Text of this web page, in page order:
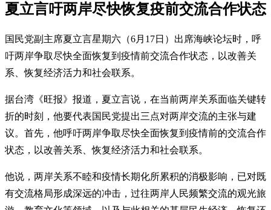
夏立言吁两岸尽快恢复疫前交流合作状态
国民党副主席夏立言星期六（6月17日）出席海峡论坛时，呼
吁两岸争取尽快全面恢复到疫情前交流合作状态，以改善关
系、恢复经济活力和社会联系。
据台湾《旺报》报道，夏立言说，在当前两岸关系面临关键转
折的时刻，他要代表国民党提出三点对两岸交流的主张与建
议。首先，他呼吁两岸争取尽快全面恢复到疫情前的交流合作
状态，以改善关系、恢复经济活力和社会联系。
他说，两岸关系不睦和疫情长期化所累积的消极影响，已对既
有交流格局形成深远的冲击，过往两岸人民频繁交流的观光旅